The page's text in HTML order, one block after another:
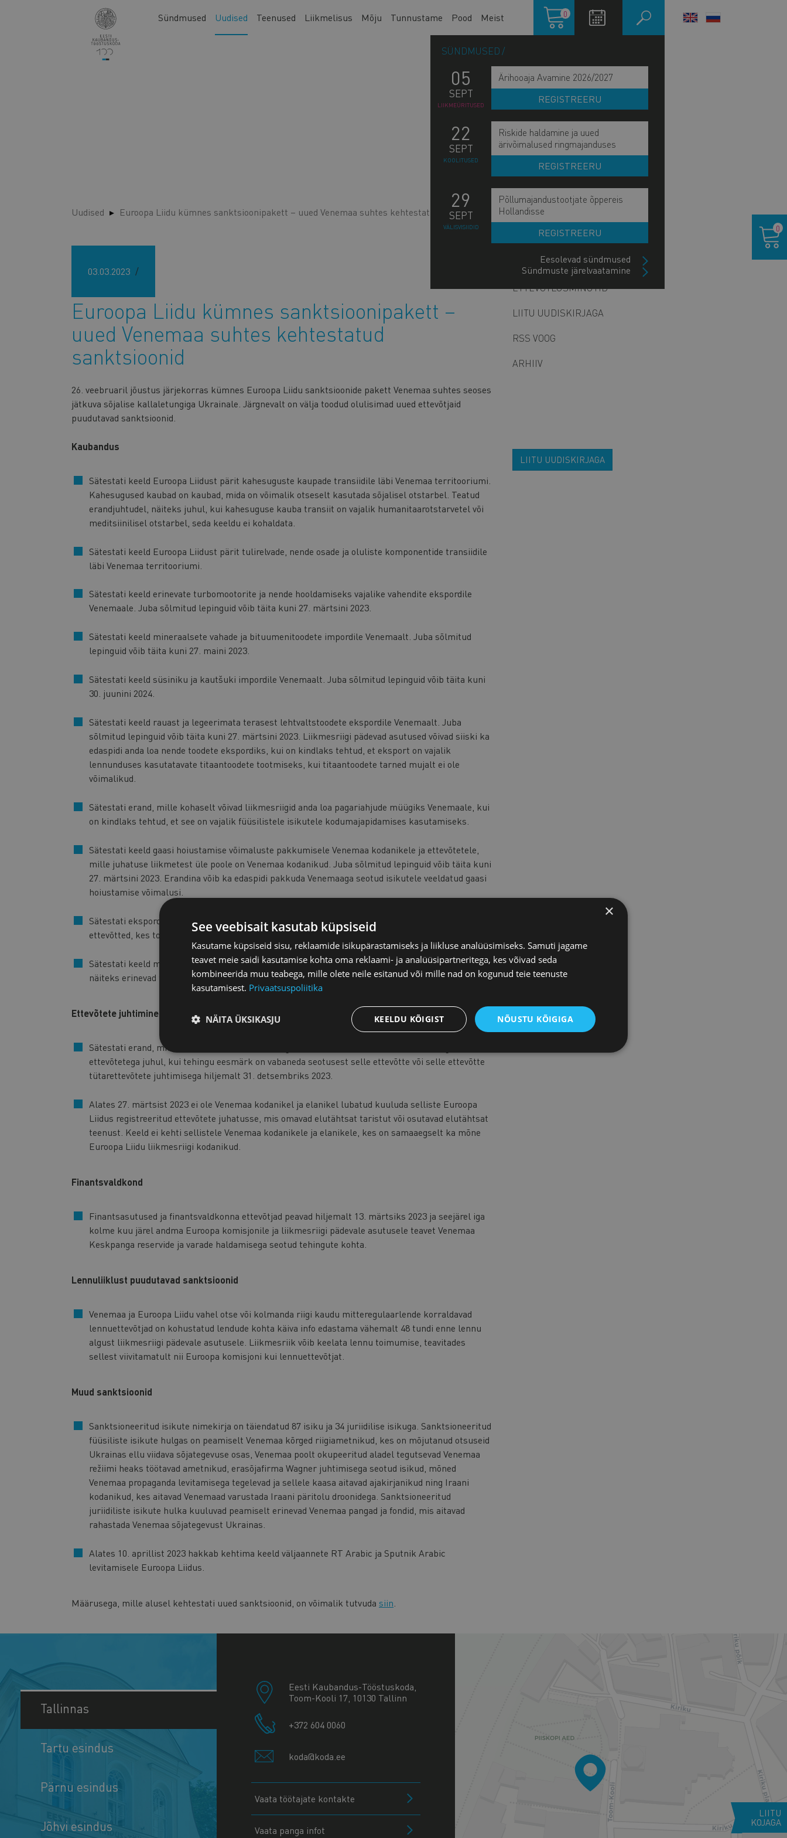
Main
navigation
Sündmused Uudised Teenused Liikmelisus Mõju Tunnustame Pood Meist
Ostukorv
0
SÜNDMUSED
05
SEPT
LIIKMEÜRITUSED
Ärihooaja Avamine 2026/2027
REGISTREERU
22
SEPT
KOOLITUSED
Riskide haldamine ja uued
ärivõimalused ringmajanduses
REGISTREERU
29
SEPT
VÄLISVISIIDID
Põllumajandustootjate õppereis
Hollandisse
REGISTREERU
Eesolevad sündmused
Sündmuste järelvaatamine
LANGUAGE
Uudised Euroopa Liidu kümnes sanktsioonipakett – uued Venemaa suhtes kehtestatud sanktsioonid
03.03.2023
Euroopa Liidu kümnes sanktsioonipakett –
uued Venemaa suhtes kehtestatud
sanktsioonid
26. veebruaril jõustus järjekorras kümnes Euroopa Liidu sanktsioonide pakett Venemaa suhtes seoses
jätkuva sõjalise kallaletungiga Ukrainale. Järgnevalt on välja toodud olulisimad uued ettevõtjaid
puudutavad sanktsioonid.
Kaubandus
Sätestati keeld Euroopa Liidust pärit kahesuguste kaupade transiidile läbi Venemaa territooriumi.
Kahesugused kaubad on kaubad, mida on võimalik otseselt kasutada sõjalisel otstarbel. Teatud
erandjuhtudel, näiteks juhul, kui kahesuguse kauba transiit on vajalik humanitaarotstarvetel või
meditsiinilisel otstarbel, seda keeldu ei kohaldata.
Sätestati keeld Euroopa Liidust pärit tulirelvade, nende osade ja oluliste komponentide transiidile
läbi Venemaa territooriumi.
Sätestati keeld erinevate turbomootorite ja nende hooldamiseks vajalike vahendite ekspordile
Venemaale. Juba sõlmitud lepinguid võib täita kuni 27. märtsini 2023.
Sätestati keeld mineraalsete vahade ja bituumenitoodete impordile Venemaalt. Juba sõlmitud
lepinguid võib täita kuni 27. maini 2023.
Sätestati keeld süsiniku ja kautšuki impordile Venemaalt. Juba sõlmitud lepinguid võib täita kuni
30. juunini 2024.
Sätestati keeld rauast ja legeerimata terasest lehtvaltstoodete ekspordile Venemaalt. Juba
sõlmitud lepinguid võib täita kuni 27. märtsini 2023. Liikmesriigi pädevad asutused võivad siiski ka
edaspidi anda loa nende toodete ekspordiks, kui on kindlaks tehtud, et eksport on vajalik
lennunduses kasutatavate titaantoodete tootmiseks, kui titaantoodete tarned mujalt ei ole
võimalikud.
Sätestati erand, mille kohaselt võivad liikmesriigid anda loa pagariahjude müügiks Venemaale, kui
on kindlaks tehtud, et see on vajalik füüsilistele isikutele kodumajapidamises kasutamiseks.
Sätestati keeld gaasi hoiustamise võimaluste pakkumisele Venemaa kodanikele ja ettevõtetele,
mille juhatuse liikmetest üle poole on Venemaa kodanikud. Juba sõlmitud lepinguid võib täita kuni
27. märtsini 2023. Erandina võib ka edaspidi pakkuda Venemaaga seotud isikutele veeldatud gaasi
hoiustamise võimalusi.
Sätestati ekspordikeeld 96 juriidilise isiku toodete ekspordile. Peamiselt kuuluvad nimekirja Iraani
ettevõtted, kes toodavad Venemaa jaoks sõjategevuses kasutatavaid droone või nende komponente.
Sätestati keeld mitmesuguste toodete ekspordile Venemaale. Nende toodete hulka kuuluvad
näiteks erinevad tööstuskaubad, elektroonikakaubad, sõidukid ning nende varuosad.
Ettevõtete juhtimine
Sätestati erand, mille kohaselt on lubatud tehingud Venemaa kodanike enamusosalusega
ettevõtetega juhul, kui tehingu eesmärk on vabaneda seotusest selle ettevõtte või selle ettevõtte
tütarettevõtete juhtimisega hiljemalt 31. detsembriks 2023.
Alates 27. märtsist 2023 ei ole Venemaa kodanikel ja elanikel lubatud kuuluda selliste Euroopa
Liidus registreeritud ettevõtete juhatusse, mis omavad elutähtsat taristut või osutavad elutähtsat
teenust. Keeld ei kehti sellistele Venemaa kodanikele ja elanikele, kes on samaaegselt ka mõne
Euroopa Liidu liikmesriigi kodanikud.
Finantsvaldkond
Finantsasutused ja finantsvaldkonna ettevõtjad peavad hiljemalt 13. märtsiks 2023 ja seejärel iga
kolme kuu järel andma Euroopa komisjonile ja liikmesriigi pädevale asutusele teavet Venemaa
Keskpanga reservide ja varade haldamisega seotud tehingute kohta.
Lennuliiklust puudutavad sanktsioonid
Venemaa ja Euroopa Liidu vahel otse või kolmanda riigi kaudu mitteregulaarlende korraldavad
lennuettevõtjad on kohustatud lendude kohta käiva info edastama vähemalt 48 tundi enne lennu
algust liikmesriigi pädevale asutusele. Liikmesriik võib keelata lennu toimumise, teavitades
sellest viivitamatult nii Euroopa komisjoni kui lennuettevõtjat.
Muud sanktsioonid
Sanktsioneeritud isikute nimekirja on täiendatud 87 isiku ja 34 juriidilise isikuga. Sanktsioneeritud
füüsiliste isikute hulgas on peamiselt Venemaa kõrged riigiametnikud, kes on mõjutanud otsuseid
Ukrainas ellu viidava sõjategevuse osas, Venemaa poolt okupeeritud aladel tegutsevad Venemaa
režiimi heaks töötavad ametnikud, erasõjafirma Wagner juhtimisega seotud isikud, mõned
Venemaa propaganda levitamisega tegelevad ja sellele kaasa aitavad ajakirjanikud ning Iraani
kodanikud, kes aitavad Venemaad varustada Iraani päritolu droonidega. Sanktsioneeritud
juriidiliste isikute hulka kuuluvad peamiselt erinevad Venemaa pangad ja fondid, mis aitavad
rahastada Venemaa sõjategevust Ukrainas.
Alates 10. aprillist 2023 hakkab kehtima keeld väljaannete RT Arabic ja Sputnik Arabic
levitamisele Euroopa Liidus.
Määrusega, mille alusel kehtestati uued sanktsioonid, on võimalik tutvuda siin.
0
Main
navigation
side
block
MEIE UUDISED
TEATAJA
SÕPRADE UUDISED
ETTEVÕTLUSMINUTID
LIITU UUDISKIRJAGA
RSS VOOG
ARHIIV
LIITU UUDISKIRJAGA
Tallinnas
Tartu esindus
Pärnu esindus
Jõhvi esindus
Eesti Kaubandus-Tööstuskoda,
Toom-Kooli 17, 10130 Tallinn
+372 604 0060
koda@koda.ee
Vaata töötajate kontakte
Vaata panga infot
LIITU
KOJAGA
×
See veebisait kasutab küpsiseid
Kasutame küpsiseid sisu, reklaamide isikupärastamiseks ja liikluse analüüsimiseks. Samuti jagame
teavet meie saidi kasutamise kohta oma reklaami- ja analüüsipartneritega, kes võivad seda
kombineerida muu teabega, mille olete neile esitanud või mille nad on kogunud teie teenuste
kasutamisest. Privaatsuspoliitika
NÕUSTU KÕIGIGA
KEELDU KÕIGIST
NÄITA ÜKSIKASJU